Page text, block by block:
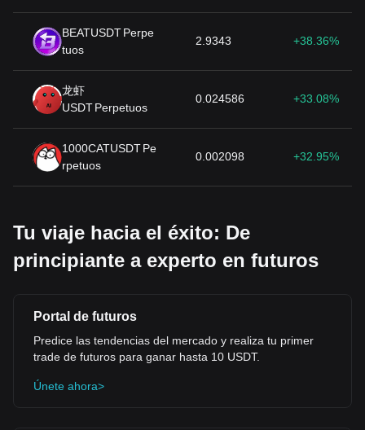
BEATUSDTPerpe
tuos
2.9343 +38.36%
龙虾
USDTPerpetuos
0.024586 +33.08%
1000CATUSDTPe
rpetuos
0.002098 +32.95%
Tu viaje hacia el éxito: De
principiante a experto en futuros
Portal de futuros
Predice las tendencias del mercado y realiza tu primer
trade de futuros para ganar hasta 10 USDT.
Únete ahora>